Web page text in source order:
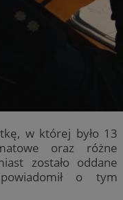
w której było 13
oraz różne
zostało oddane
o tym